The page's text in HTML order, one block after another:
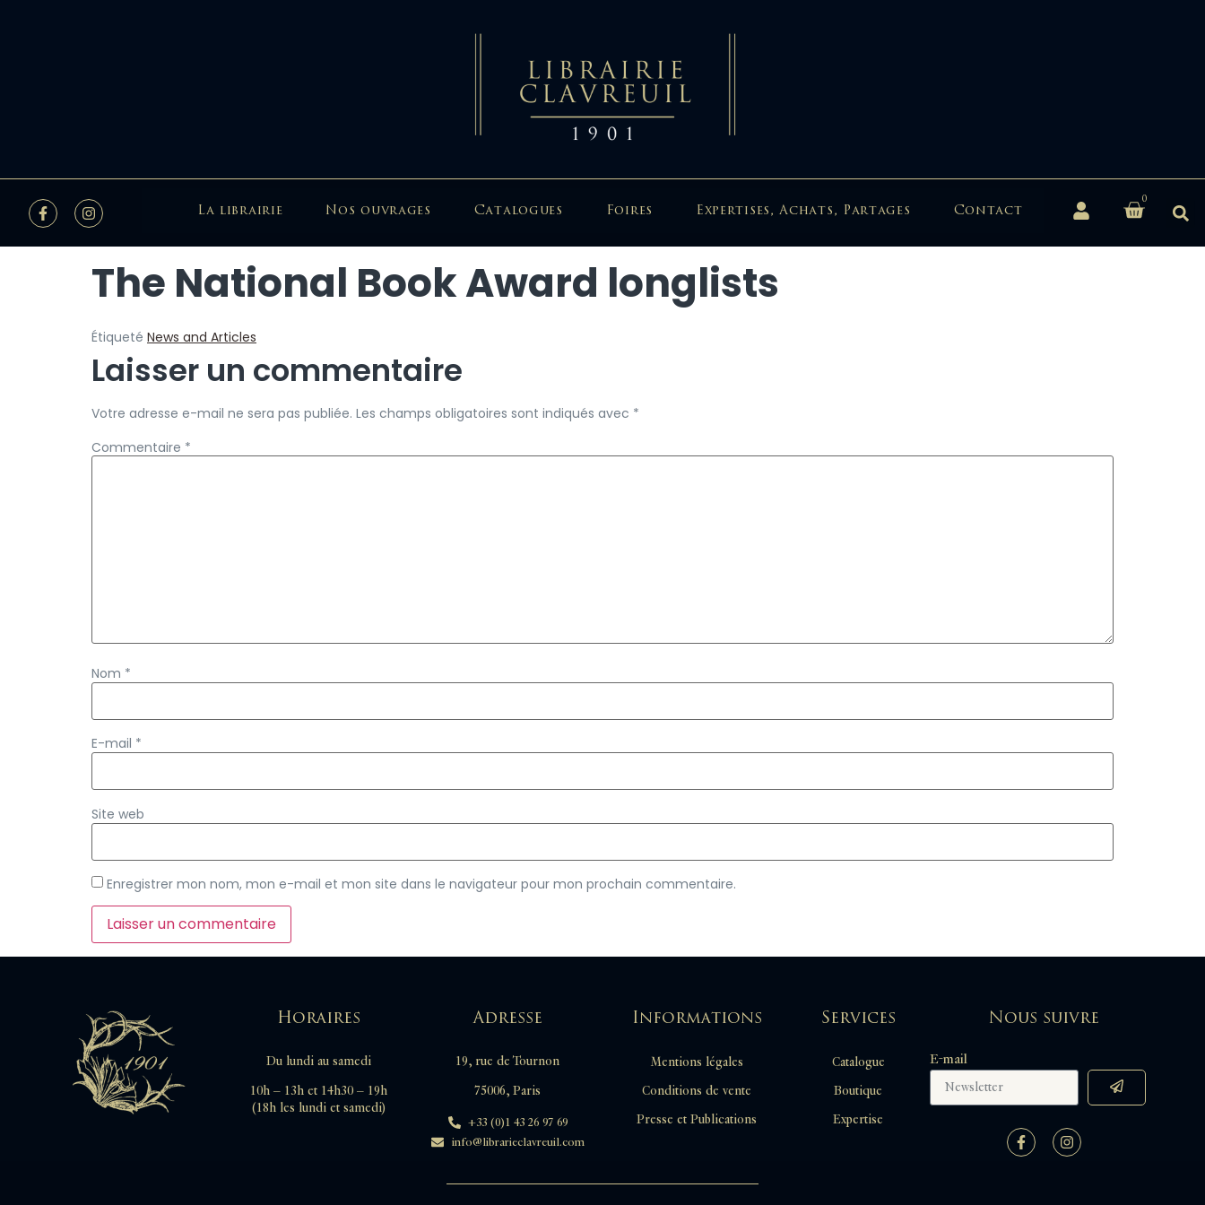
La librairie Nos ouvrages Catalogues Foires Expertises, Achats, Partages Contact
0
The National Book Award longlists
Étiqueté News and Articles
Laisser un commentaire
Votre adresse e-mail ne sera pas publiée. Les champs obligatoires sont indiqués avec *
Commentaire *
Nom *
E-mail *
Site web
Enregistrer mon nom, mon e-mail et mon site dans le navigateur pour mon prochain commentaire.
Horaires
Du lundi au samedi
10h – 13h et 14h30 – 19h
(18h les lundi et samedi)
Adresse
19, rue de Tournon
75006, Paris
+33 (0)1 43 26 97 69
info@librarieclavreuil.com
Informations
Mentions légales
Conditions de vente
Presse et Publications
Services
Catalogue
Boutique
Expertise
Nous suivre
E-mail